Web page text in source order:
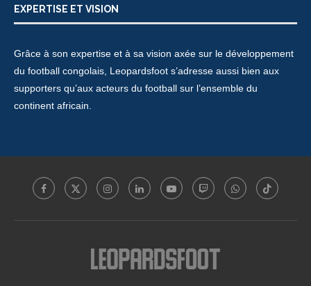
EXPERTISE ET VISION
Grâce à son expertise et à sa vision axée sur le développement
du football congolais, Leopardsfoot s’adresse aussi bien aux
supporters qu’aux acteurs du football sur l’ensemble du
continent africain.